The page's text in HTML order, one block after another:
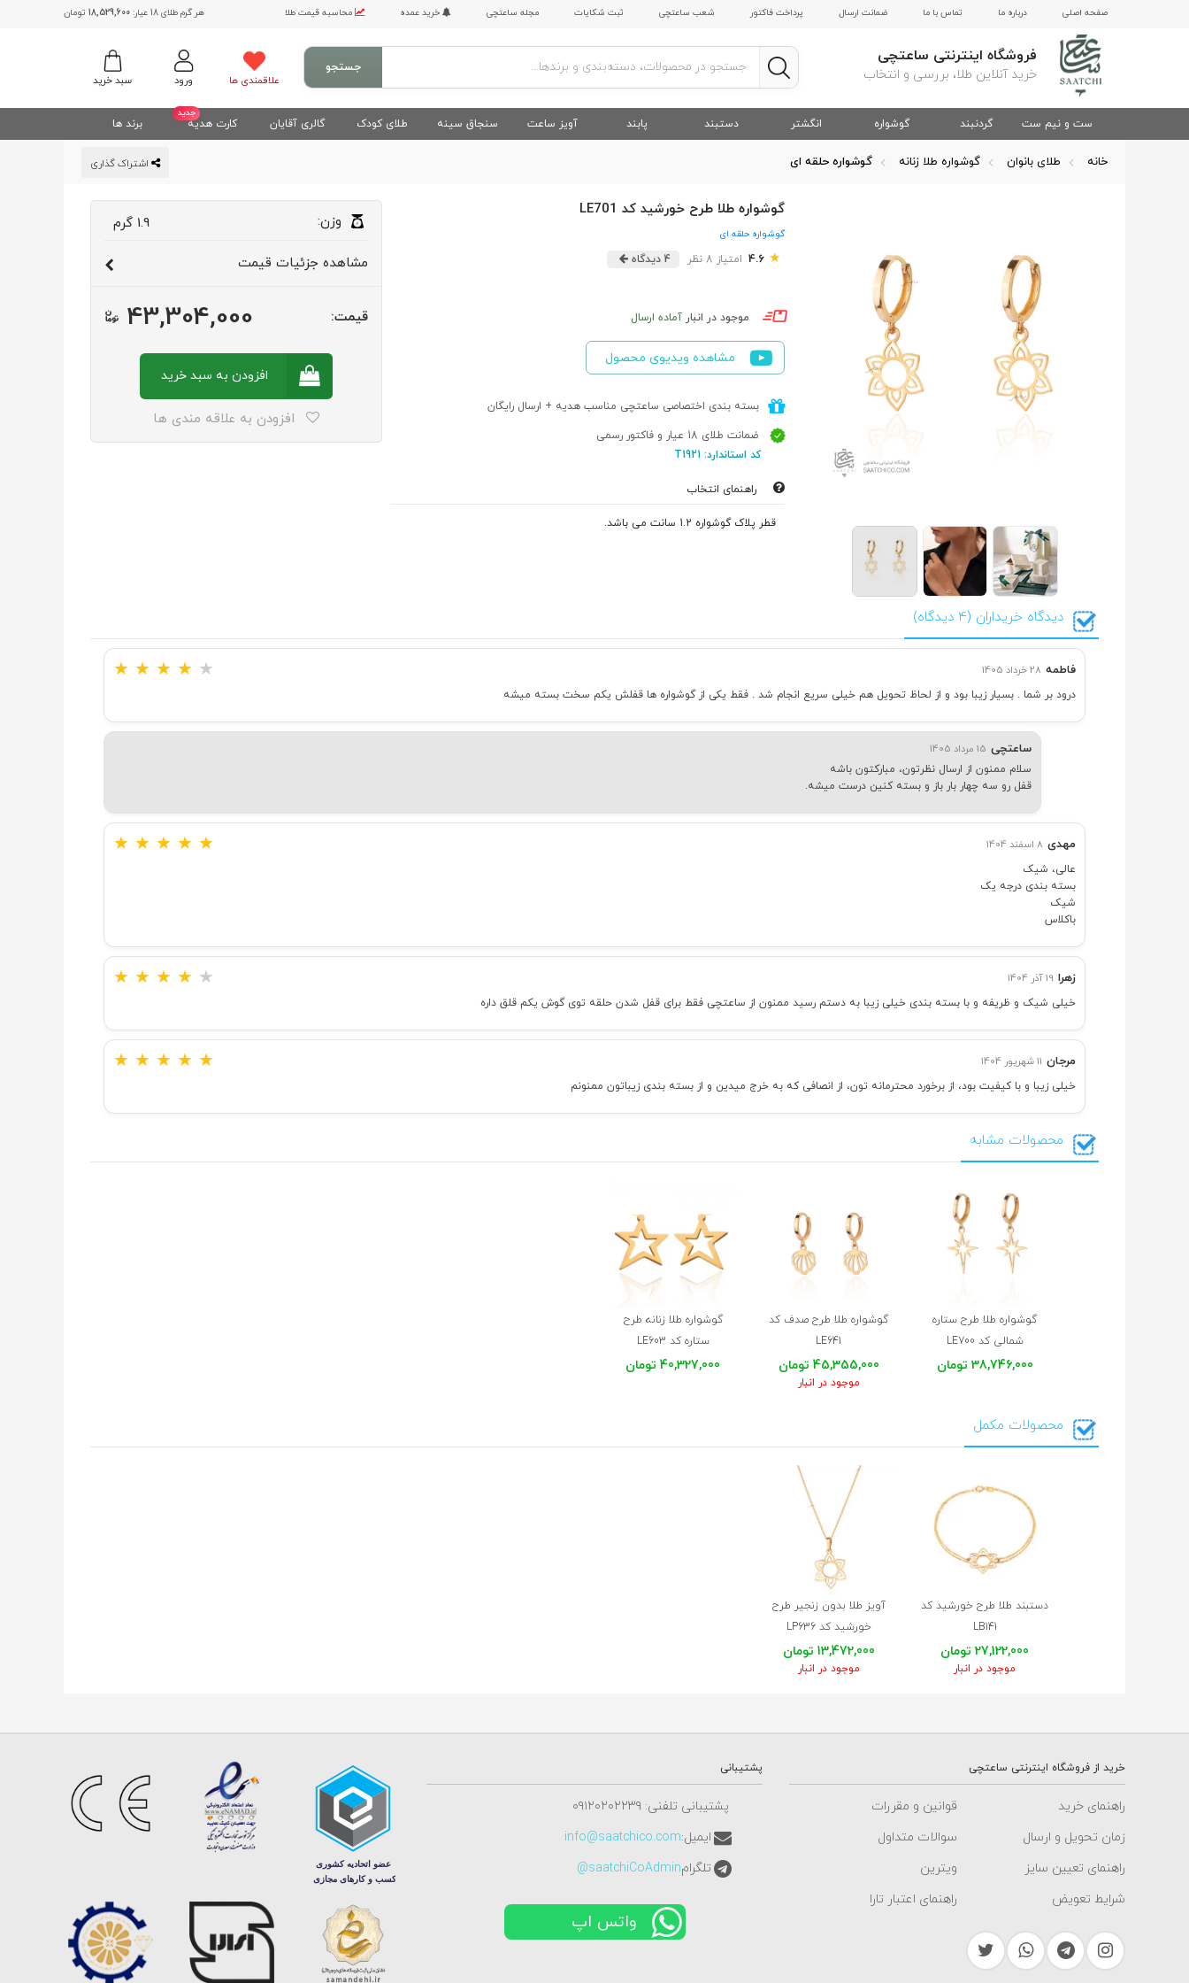
صفحه اصلی درباره ما تماس با ما ضمانت ارسال پرداخت فاکتور شعب ساعتچی ثبت شکایات مجله ساعتچی خرید عمده محاسبه قیمت طلا هر گرم طلای 18 عیار: 18,529,600 تومان
فروشگاه اینترنتی ساعتچی
خرید آنلاین طلا، بررسی و انتخاب سبد خرید ورود علاقمندی ها
جستجو
ست و نیم ست گردنبند گوشواره انگشتر دستبند پابند آویز ساعت سنجاق سینه طلای کودک گالری آقایان
جدید
کارت هدیه برند ها
خانه طلای بانوان گوشواره طلا زنانه گوشواره حلقه ای
گوشواره طلا طرح خورشید کد LE701
گوشواره حلقه ای
★
4.6 امتیاز 8 نظر 4 دیدگاه
موجود در انبار آماده ارسال
مشاهده ویدیوی محصول
بسته بندی اختصاصی ساعتچی مناسب هدیه + ارسال رایگان
ضمانت طلای 18 عیار و فاکتور رسمی
کد استاندارد: T1921
راهنمای انتخاب
قطر پلاک گوشواره 1.2 سانت می باشد.
وزن: 1.9 گرم
مشاهده جزئیات قیمت
قیمت: 43,304,000
افزودن به سبدخرید
افزودن به علاقه مندی ها
دیدگاه خریداران (4 دیدگاه)
فاطمه 28 خرداد 1405 ★ ★ ★ ★ ★
درود بر شما . بسیار زیبا بود و از لحاظ تحویل هم خیلی سریع انجام شد . فقط یکی از گوشواره ها قفلش یکم سخت بسته میشه
ساعتچی 15 مرداد 1405
سلام ممنون از ارسال نظرتون، مبارکتون باشه
قفل رو سه چهار بار باز و بسته کنین درست میشه.
مهدی 8 اسفند 1404 ★ ★ ★ ★ ★
عالی، شیک
بسته بندی درجه یک
شیک
باکلاس
زهرا 19 آذر 1404 ★ ★ ★ ★ ★
خیلی شیک و ظریفه و با بسته بندی خیلی زیبا به دستم رسید ممنون از ساعتچی فقط برای قفل شدن حلقه توی گوش یکم قلق داره
مرجان 11 شهریور 1404 ★ ★ ★ ★ ★
خیلی زیبا و با کیفیت بود، از برخورد محترمانه تون، از انصافی که به خرج میدین و از بسته بندی زیباتون ممنونم
محصولات مشابه
گوشواره طلا طرح ستاره
شمالی کد LE700
38,746,000 تومان
گوشواره طلا طرح صدف کد
LE641
45,355,000 تومان
موجود در انبار
گوشواره طلا زنانه طرح
ستاره کد LE603
40,327,000 تومان
محصولات مکمل
دستبند طلا طرح خورشید کد
LB141
27,122,000 تومان
موجود در انبار
آویز طلا بدون زنجیر طرح
خورشید کد LP636
13,472,000 تومان
موجود در انبار
خرید از فروشگاه اینترنتی ساعتچی
راهنمای خرید
قوانین و مقررات
زمان تحویل و ارسال
سوالات متداول
راهنمای تعیین سایز
ویترین
شرایط تعویض
راهنمای اعتبار تارا
پشتیبانی
پشتیبانی تلفنی: ٠٩١٢٠٢٠٢٢٣٩
ایمیل:info@saatchico.com
تلگرامsaatchiCoAdmin@
واتس اپ